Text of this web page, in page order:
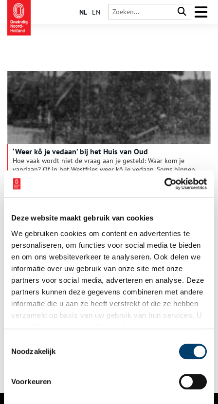
Deze website maakt gebruik van cookies
We gebruiken cookies om content en advertenties te
personaliseren, om functies voor social media te bieden
en om ons websiteverkeer te analyseren. Ook delen we
informatie over uw gebruik van onze site met onze
partners voor social media, adverteren en analyse. Deze
partners kunnen deze gegevens combineren met andere
informatie die u aan ze heeft verstrekt of die ze hebben
verzameld op basis van uw gebruik van hun services. U
Noodzakelijk
Voorkeuren
NL EN
‘Weer kô je vedaan’ bij het Huis van Oud
Hoe vaak wordt niet de vraag aan je gesteld: Waar kom je
vandaan? Of in het Westfries weer kô je vedaan. Soms binnen
vijf minuten zijn er raakvlakken gevonden. Je bent toevallig
familie van elkaar, je kent elkaars buren, zat je op dezelfde
vereniging. Vanaf zondag 27 april t/m zondag 21 september is
je vedaan’ te bezichtigen.
Bijzondere (bij)namen: West-Friesland
Noord-Holland kent veel plaatsen met bijzondere namen. Van
sommige is de oorsprong snel vast te stellen, bij andere is het
onze provincie, om achter de herkomst van de lokale
plaatsnamen én bijnamen van de inwoners te komen. Deze